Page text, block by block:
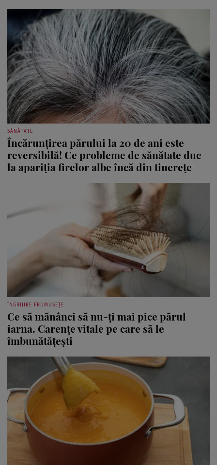
SĂNĂTATE
Încărunțirea părului la 20 de ani este
reversibilă! Ce probleme de sănătate duc
la apariția firelor albe încă din tinerețe
ÎNGRIJIRE FRUMUSEȚE
Ce să mănânci să nu-ți mai pice părul
iarna. Carențe vitale pe care să le
îmbunătățești